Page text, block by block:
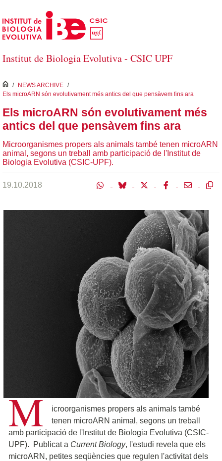
Salta al contingut principal
Institut de Biologia Evolutiva - CSIC UPF
inici
/ NEWS ARCHIVE /
Els microARN són evolutivament més antics del que pensàvem fins ara
Els microARN són evolutivament més
antics del que pensàvem fins ara
Microorganismes propers als animals també tenen microARN
animal, segons un treball amb participació de l'Institut de
Biologia Evolutiva (CSIC-UPF).
19.10.2018
M
icroorganismes propers als animals també
tenen microARN animal, segons un treball
amb participació de l'Institut de Biologia Evolutiva (CSIC-
UPF). Publicat a Current Biology, l'estudi revela que els
microARN, petites seqüències que regulen l'activitat dels